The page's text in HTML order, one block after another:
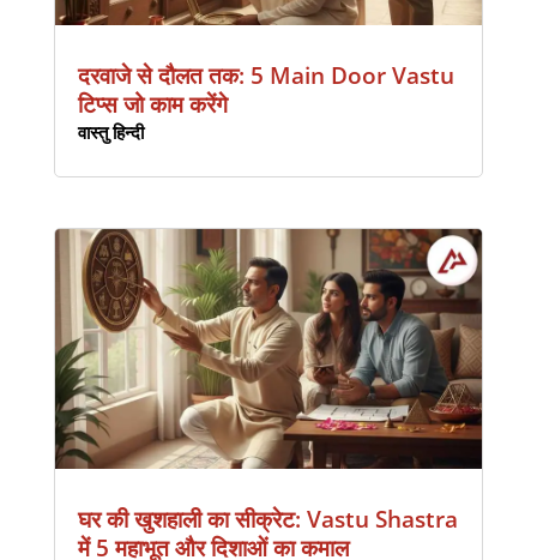
दरवाजे से दौलत तक: 5 Main Door Vastu
टिप्स जो काम करेंगे
वास्तु हिन्दी
घर की खुशहाली का सीक्रेट: Vastu Shastra
में 5 महाभूत और दिशाओं का कमाल